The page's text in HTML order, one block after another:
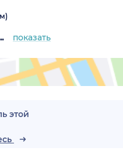
58-00 показать
этой